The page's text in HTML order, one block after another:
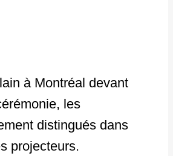
à Montréal devant
les
distingués dans
projecteurs.